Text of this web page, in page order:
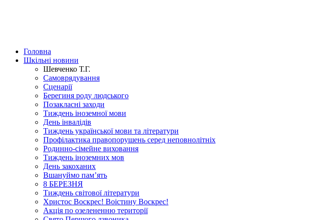
Головна
Шкільні новини
Шевченко Т.Г.
Самоврядування
Сценарії
Берегиня роду людського
Позакласні заходи
Тиждень іноземної мови
День інвалідів
Тиждень української мови та літератури
Профілактика правопорушень серед неповнолітніх
Родинно-сімейне виховання
Тиждень іноземних мов
День закоханих
Вшануймо пам’ять
8 БЕРЕЗНЯ
Тиждень світової літератури
Христос Воскрес! Воістину Воскрес!
Акція по озелененню території